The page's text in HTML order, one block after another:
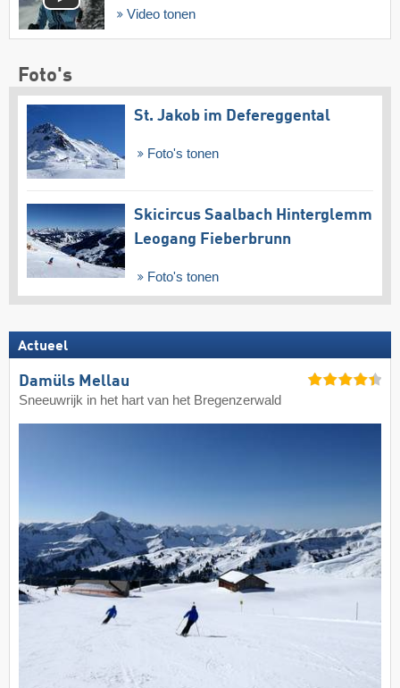
Video tonen
Foto's
St. Jakob im Defereggental
Foto's tonen
Skicircus Saalbach Hinterglemm
Leogang Fieberbrunn
Foto's tonen
Actueel
Damüls Mellau
Sneeuwrijk in het hart van het Bregenzerwald